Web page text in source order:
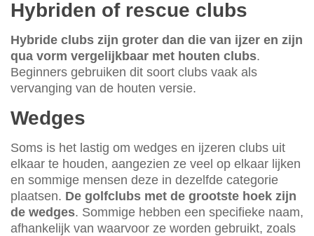
Hybriden of rescue clubs
Hybride clubs zijn groter dan die van ijzer en zijn
qua vorm vergelijkbaar met houten clubs.
Beginners gebruiken dit soort clubs vaak als
vervanging van de houten versie.
Wedges
Soms is het lastig om wedges en ijzeren clubs uit
elkaar te houden, aangezien ze veel op elkaar lijken
en sommige mensen deze in dezelfde categorie
plaatsen. De golfclubs met de grootste hoek zijn
de wedges. Sommige hebben een specifieke naam,
afhankelijk van waarvoor ze worden gebruikt, zoals